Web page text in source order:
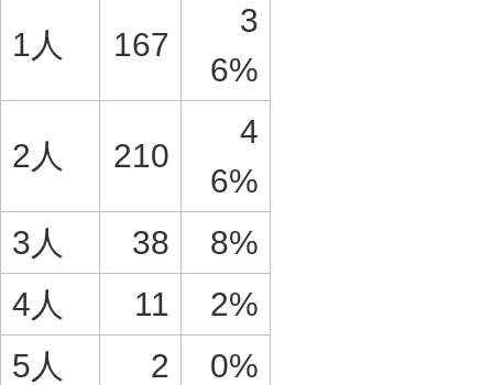
1人 167
3
6%
2人 210
4
6%
3人
38
8%
4人
11
2%
5人
2
0%